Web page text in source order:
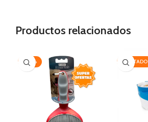
Productos relacionados
-20% AGOTADO